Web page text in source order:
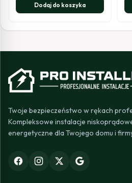
Dodaj do koszyka
Twoje bezpieczeństwo w rękach
Kompleksowe instalacje
energetyczne dla Twojego domu i